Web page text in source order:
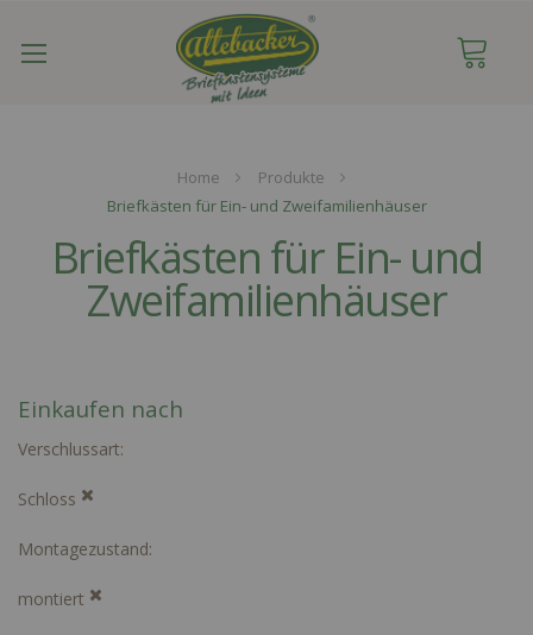
Home
Produkte
Briefkästen für Ein- und Zweifamilienhäuser
Briefkästen für Ein- und
Zweifamilienhäuser
Einkaufen nach
Verschlussart
Schloss
Montagezustand
montiert